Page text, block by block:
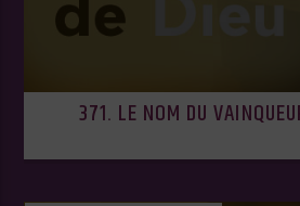
371. LE NOM DU